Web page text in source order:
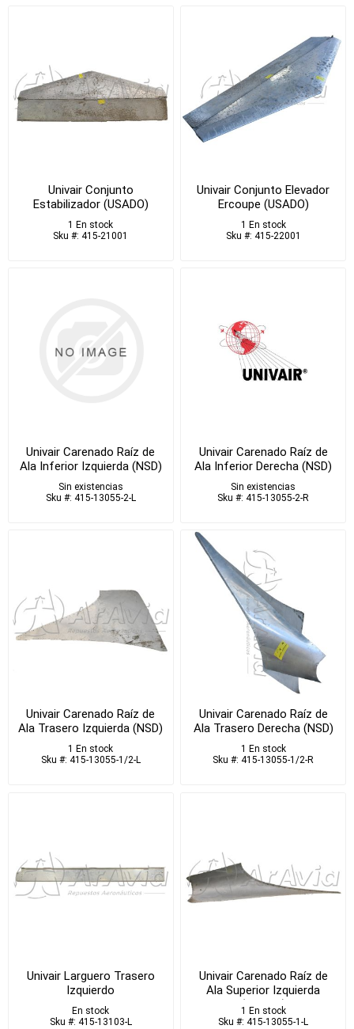
Univair Conjunto
Estabilizador (USADO)
1 En stock
Sku #: 415-21001
Univair Conjunto Elevador
Ercoupe (USADO)
1 En stock
Sku #: 415-22001
Univair Carenado Raíz de
Ala Inferior Izquierda (NSD)
Sin existencias
Sku #: 415-13055-2-L
Univair Carenado Raíz de
Ala Inferior Derecha (NSD)
Sin existencias
Sku #: 415-13055-2-R
Univair Carenado Raíz de
Ala Trasero Izquierda (NSD)
1 En stock
Sku #: 415-13055-1/2-L
Univair Carenado Raíz de
Ala Trasero Derecha (NSD)
1 En stock
Sku #: 415-13055-1/2-R
Univair Larguero Trasero
Izquierdo
En stock
Sku #: 415-13103-L
Univair Carenado Raíz de
Ala Superior Izquierda
(USADO)
1 En stock
Sku #: 415-13055-1-L